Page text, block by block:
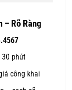
– Rõ Ràng
30 phút
công khai